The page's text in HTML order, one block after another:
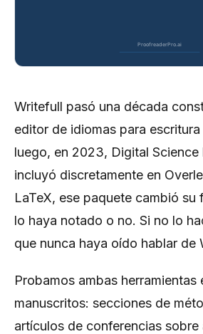
Writefull pasó una década
editor de idiomas para
luego, en 2023, Digital
incluyó discretamente en
LaTeX, ese paquete cambió su
lo haya notado o no. Si no lo
que nunca haya oído hablar de
Probamos ambas herramientas
manuscritos: secciones de
artículos de conferencias sobre